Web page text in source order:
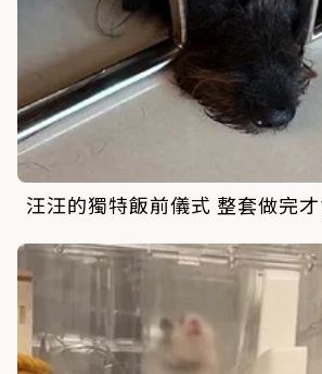
汪汪的獨特飯前儀式 整套做完